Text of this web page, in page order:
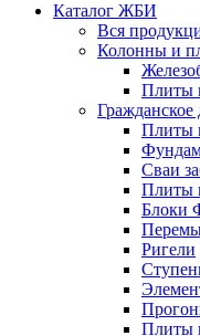
Каталог ЖБИ
Вся
Колонны и
Плиты
Гражданское
Плиты
Сваи
Плиты
Блоки
Ригели
Плиты